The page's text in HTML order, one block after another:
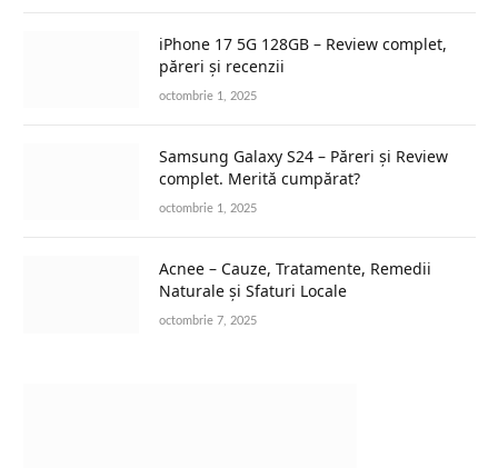
iPhone 17 5G 128GB – Review complet,
păreri și recenzii
octombrie 1, 2025
Samsung Galaxy S24 – Păreri și Review
complet. Merită cumpărat?
octombrie 1, 2025
Acnee – Cauze, Tratamente, Remedii
Naturale și Sfaturi Locale
octombrie 7, 2025